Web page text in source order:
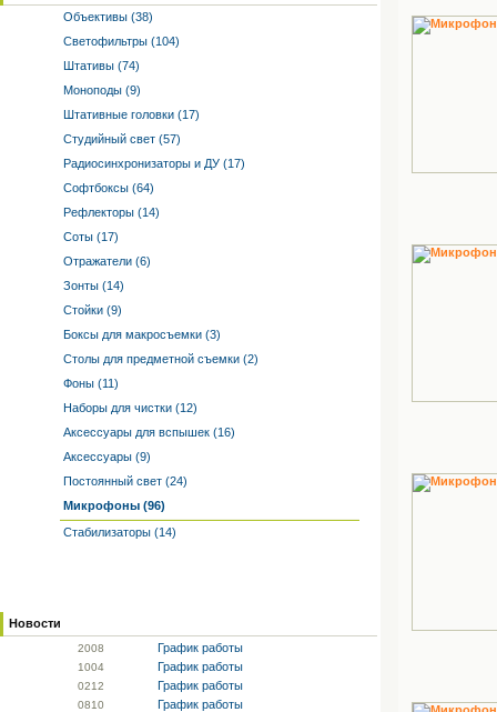
Объективы (38)
Светофильтры (104)
Штативы (74)
Моноподы (9)
Штативные головки (17)
Студийный свет (57)
Радиосинхронизаторы и ДУ (17)
Софтбоксы (64)
Рефлекторы (14)
Соты (17)
Отражатели (6)
Зонты (14)
Стойки (9)
Боксы для макросъемки (3)
Столы для предметной съемки (2)
Фоны (11)
Наборы для чистки (12)
Аксессуары для вспышек (16)
Аксессуары (9)
Постоянный свет (24)
Микрофоны (96)
Стабилизаторы (14)
Новости
2008 График работы
1004 График работы
0212 График работы
0810 График работы